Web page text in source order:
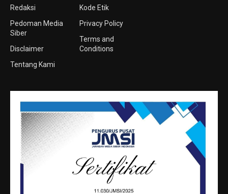
Redaksi
Pedoman Media
Siber
Disclaimer
Tentang Kami
Kode Etik
Privacy Policy
Terms and
Conditions